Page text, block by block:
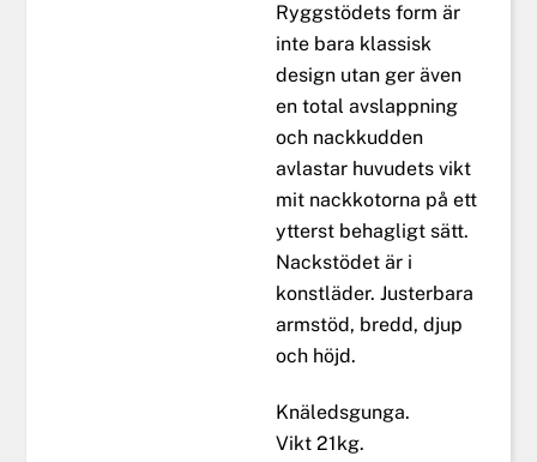
Ryggstödets form är
inte bara klassisk
design utan ger även
en total avslappning
och nackkudden
avlastar huvudets vikt
mit nackkotorna på ett
ytterst behagligt sätt.
Nackstödet är i
konstläder. Justerbara
armstöd, bredd, djup
och höjd.
Knäledsgunga.
Vikt 21kg.